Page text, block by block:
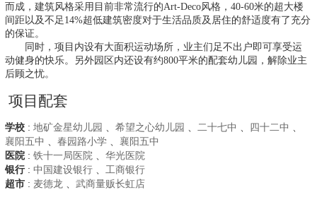
而成，建筑风格采用目前非常流行的Art-Deco风格，40-60米的超大楼
间距以及不足14%超低建筑密度对于生活品质及居住的舒适度有了充分
的保证。
同时，项目内设有大面积运动场所，业主们足不出户即可享受运
动健身的快乐。另外园区内还设有约800平米的配套幼儿园，解除业主
后顾之忧。
项目配套
学校 :地矿金星幼儿园 、希望之心幼儿园 二十七中 四十二中
襄阳五中
、春园路小学
襄阳五中
医院 :铁十一局医院 、华光医院
银行:中国建设银行
工商银行
超市 : 麦德龙 、武商量贩长虹店